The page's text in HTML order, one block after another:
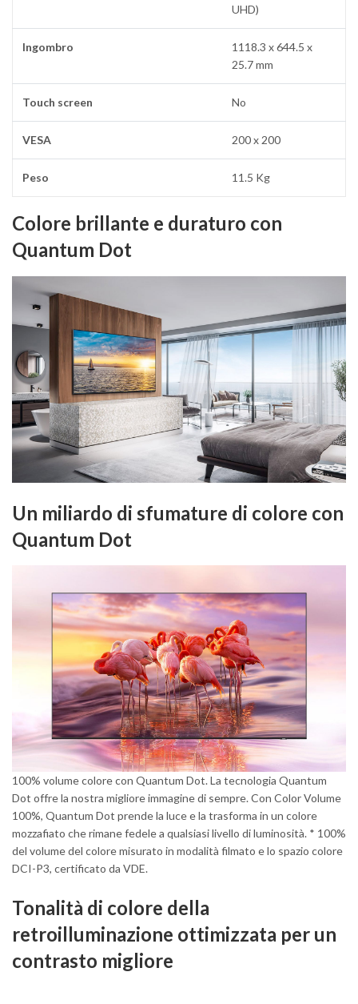
UHD)
Ingombro
1118.3 x 644.5 x
25.7 mm
Touch screen No
VESA 200 x 200
Peso 11.5 Kg
Colore brillante e duraturo con
Quantum Dot
Un miliardo di sfumature di colore con
Quantum Dot
100% volume colore con Quantum Dot. La tecnologia Quantum
Dot offre la nostra migliore immagine di sempre. Con Color Volume
100%, Quantum Dot prende la luce e la trasforma in un colore
mozzafiato che rimane fedele a qualsiasi livello di luminosità. * 100%
del volume del colore misurato in modalità filmato e lo spazio colore
DCI-P3, certificato da VDE.
Tonalità di colore della
retroilluminazione ottimizzata per un
contrasto migliore